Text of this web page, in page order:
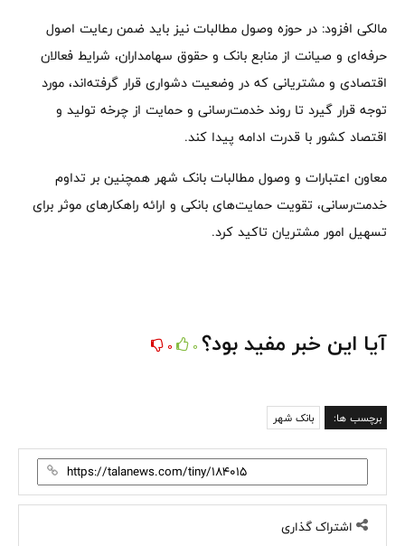
مالکی افزود: در حوزه وصول مطالبات نیز باید ضمن رعایت اصول
حرفه‌ای و صیانت از منابع بانک و حقوق سهامداران، شرایط فعالان
اقتصادی و مشتریانی که در وضعیت دشواری قرار گرفته‌اند، مورد
توجه قرار گیرد تا روند خدمت‌رسانی و حمایت از چرخه تولید و
اقتصاد کشور با قدرت ادامه پیدا کند.
معاون اعتبارات و وصول مطالبات بانک شهر همچنین بر تداوم
خدمت‌رسانی، تقویت حمایت‌های بانکی و ارائه راهکارهای موثر برای
تسهیل امور مشتریان تاکید کرد.
آیا این خبر مفید بود؟ 0
0
برچسب ها: بانک شهر
اشتراک گذاری